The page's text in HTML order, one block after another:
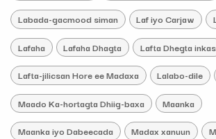
Labada-gacmood siman Laf iyo Carjaw
Lafaha Lafaha Dhagta Lafta Dhegta inkas
Lafta-jilicsan Hore ee Madaxa Lalabo-dile
Maado Ka-hortagta Dhiig-baxa Maanka
Maanka iyo Dabeecada Madax xanuun